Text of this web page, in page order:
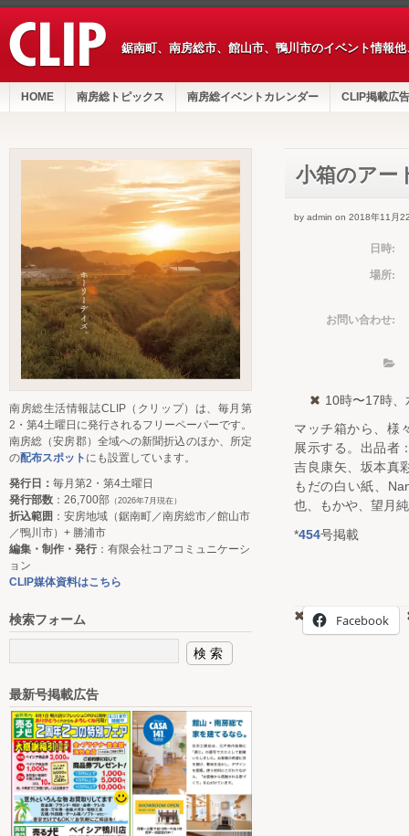
鋸南町、南房総市、館山市、鴨川市のイベント情報
HOME 南房総トピックス 南房総イベントカレンダー CLIP掲載広告
小箱のアー
by admin on 2018年11月
日時:
場所:
お問い合わせ:
10時〜17時、
マッチ箱から、様
展示する。出品者
吉良康矢、坂本真
もだの白い紙、
也、もかや、望月
*454号掲載
Facebook
南房総生活情報誌CLIP（クリップ）は、毎月第
2・第4土曜日に発行されるフリーペーパーです。
南房総（安房郡）全域への新聞折込のほか、所定
の配布スポット にも設置しています。
発行日： 毎月第2・第4土曜日
発行部数 ：26,700部 （2026年7月現在）
折込範囲 ：安房地域（鋸南町／南房総市／館山市
／鴨川市）+ 勝浦市
編集・制作・発行：有限会社コアコミュニケーシ
ョン
CLIP媒体資料はこちら
検索フォーム
最新号掲載広告